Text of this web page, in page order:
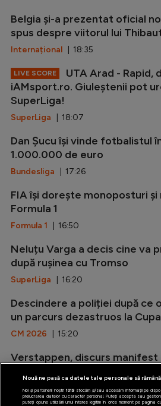
Belgia și-a prezentat oficial
spus despre viitorul lui
Internațional | 18:35
LIVE SCORE
UTA Arad - Rapid,
iAMsport.ro. Giuleștenii pot
SuperLiga!
SuperLiga | 18:07
Dan Șucu își vinde fotbalistul
1.000.000 de euro
Bundesliga | 17:26
FIA își dorește monoposturi
Formula 1
Formula 1 | 16:50
Neluțu Varga a decis cine va
după rușinea cu Tromso
SuperLiga | 16:20
Descindere a poliției după ce
un parcurs dezastruos la
CM 2026 | 15:20
Verstappen, discurs
Formula 1| 14:44
Nouă ne pasă ca datele tale personale să
Noi și partenerii noștri 1019stocăm și/sau accesăm informații pe
prelucrarea datelor cu caracter personal. Puteți accepta sau
puteți opune utilizării unui interes legitim în orice moment pe